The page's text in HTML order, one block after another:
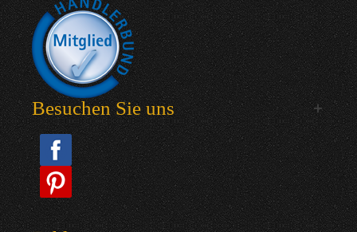
Besuchen Sie uns